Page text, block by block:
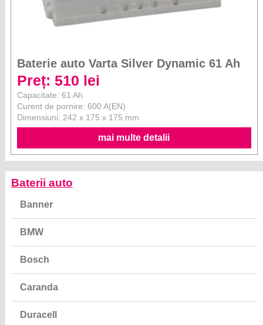
Baterie auto Varta Silver Dynamic 61 Ah
Preț: 510 lei
Capacitate: 61 Ah
Curent de pornire: 600 A(EN)
Dimensiuni: 242 x 175 x 175 mm
mai multe detalii
Baterii auto
Banner
BMW
Bosch
Caranda
Duracell